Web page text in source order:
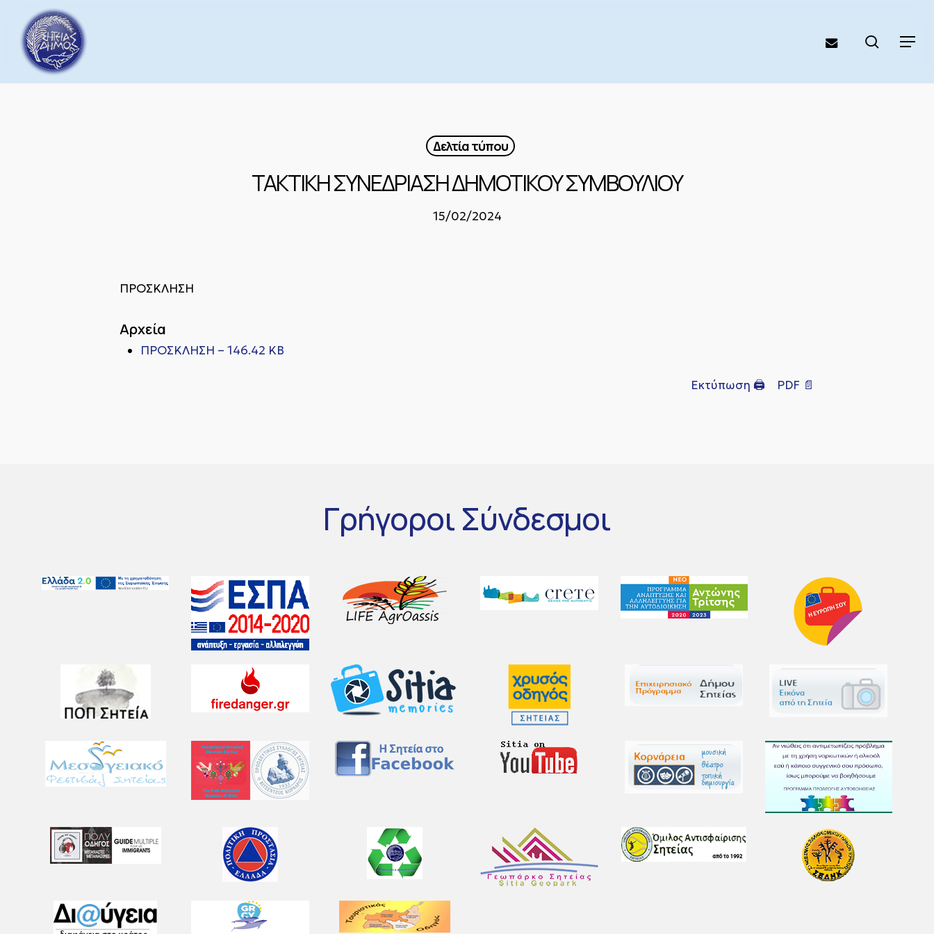
main
content
Menu
email search
Δελτία τύπου
ΤΑΚΤΙΚΗ ΣΥΝΕΔΡΙΑΣΗ ΔΗΜΟΤΙΚΟΥ ΣΥΜΒΟΥΛΙΟΥ
15/02/2024
ΠΡΟΣΚΛΗΣΗ
Αρχεία
ΠΡΟΣΚΛΗΣΗ – 146.42 KB
Εκτύπωση 🖨 PDF 📄
Γρήγοροι Σύνδεσμοι